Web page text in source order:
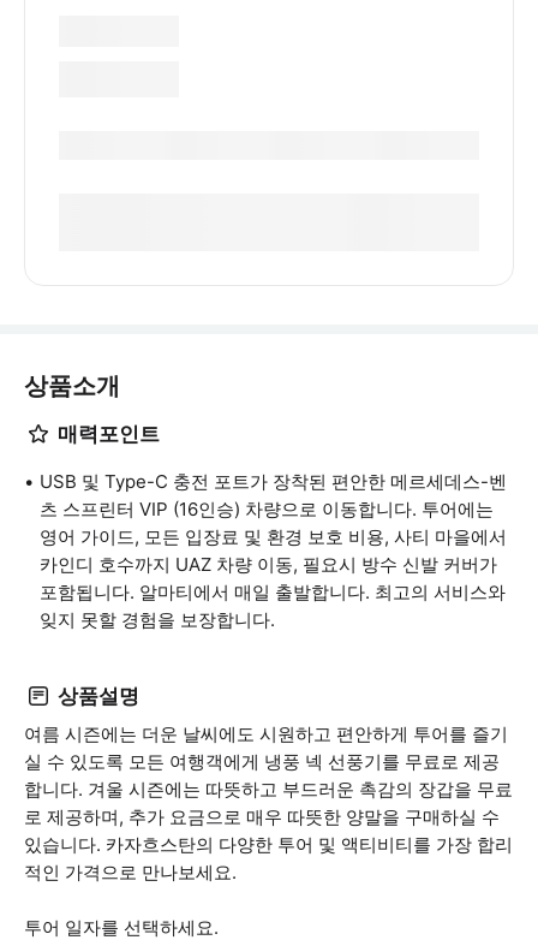
상품소개
매력포인트
USB 및 Type-C 충전 포트가 장착된 편안한 메르세데스-벤
츠 스프린터 VIP (16인승) 차량으로 이동합니다. 투어에는
영어 가이드, 모든 입장료 및 환경 보호 비용, 사티 마을에서
카인디 호수까지 UAZ 차량 이동, 필요시 방수 신발 커버가
포함됩니다. 알마티에서 매일 출발합니다. 최고의 서비스와
잊지 못할 경험을 보장합니다.
상품설명
여름 시즌에는 더운 날씨에도 시원하고 편안하게 투어를 즐기
실 수 있도록 모든 여행객에게 냉풍 넥 선풍기를 무료로 제공
합니다. 겨울 시즌에는 따뜻하고 부드러운 촉감의 장갑을 무료
로 제공하며, 추가 요금으로 매우 따뜻한 양말을 구매하실 수
있습니다. 카자흐스탄의 다양한 투어 및 액티비티를 가장 합리
적인 가격으로 만나보세요.
투어 일자를 선택하세요.